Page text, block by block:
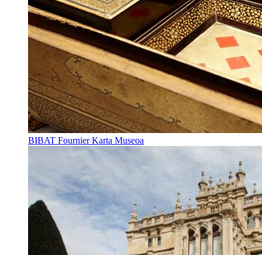
BIBAT Fournier Karta Museoa